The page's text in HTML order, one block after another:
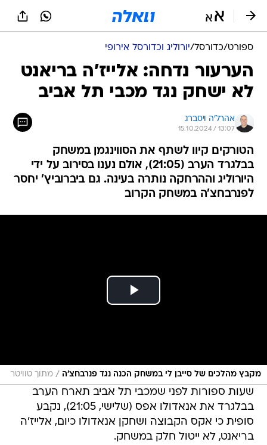
ספורט/כדורסל/יורוליג וכדורסל אירופי
הערעור נדחה: אלייז'ה בריאנט
לא ישחק נגד מכבי תל אביב
אהרל'ה ויסברג
15.10.2024 / 13:07
הטורקים קיוו לשתף את הסווינגמן במשחק
בבלגרד הערב (21:05), אולם נענו בסירוב על ידי
היורוליג וההרחקה נותרה בעינה. גם ביברוביץ' יחסר
לפנרבחצ'ה במשחק הקרוב
מקבץ מהלכים של סייבן לי במשחק הכנה נגד פנרבחצ'ה / מתוך טוויטר
שעות ספורות לפני שמכבי תל אביב תארח הערב
בבלגרד את אנאדולו אפס (שלישי, 21:05), נקבע
סופית כי אקס הקבוצה ושחקן אנאדולו כיום, אלייז'ה
בריאנט, לא ייטול חלק במשחק.